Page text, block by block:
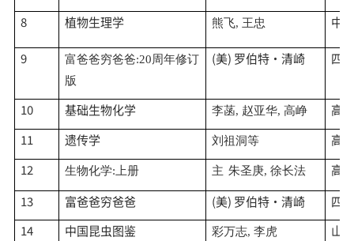
8 植物生理学 熊飞, 王忠 中
9 富爸爸穷爸爸:20周年修订
版
(美) 罗伯特·清崎 四
10 基础生物化学 李菡, 赵亚华, 高峥
高
11
遗传学 刘祖洞等
高
12
生物化学:上册 主 朱圣庚, 徐长法
高
13
富爸爸穷爸爸 (美) 罗伯特·清崎
四
14
中国昆虫图鉴 彩万志, 李虎
山